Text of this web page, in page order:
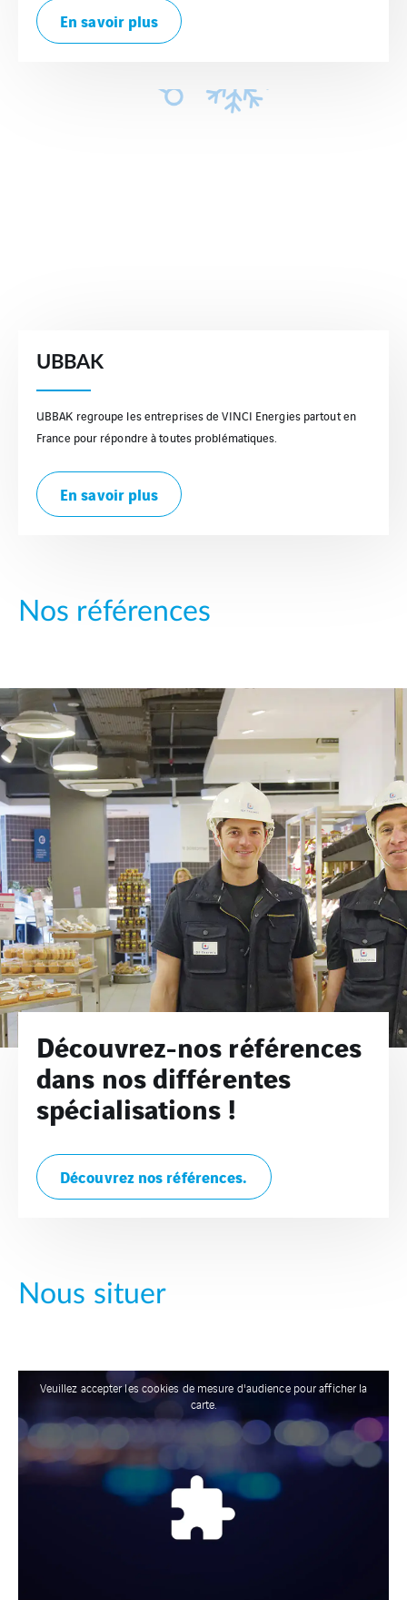
En savoir plus
UBBAK
UBBAK regroupe les entreprises de VINCI Energies partout en
France pour répondre à toutes problématiques.
En savoir plus
Nos références
Découvrez-nos références
dans nos différentes
spécialisations !
Découvrez nos références.
Nous situer
Veuillez accepter les cookies de mesure d'audience pour afficher la
carte.